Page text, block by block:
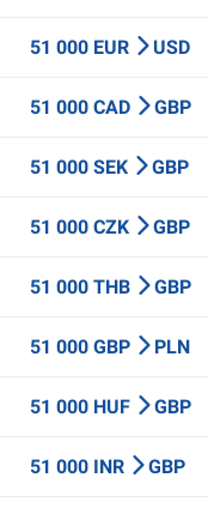
51 000 EUR USD
51 000 CAD GBP
51 000 SEK GBP
51 000 CZK GBP
51 000 THB GBP
51 000 GBP PLN
51 000 HUF GBP
51 000 INR GBP